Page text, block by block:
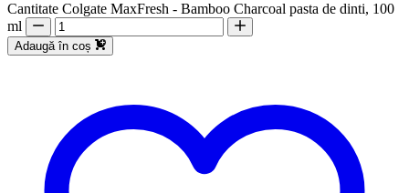
Cantitate Colgate MaxFresh - Bamboo Charcoal pasta de dinti, 100
ml
Adaugă în coș